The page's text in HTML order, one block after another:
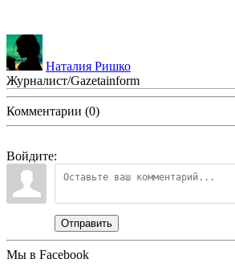
Наталия Ришко
Журналист/Gazetainform
Комментарии (0)
Войдите:
Отправить
Мы в Facebook